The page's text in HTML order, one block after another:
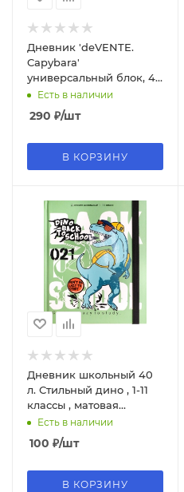
Дневник 'deVENTE.
Capybara'
универсальный блок, 48
листов, белая бумага 80
г;м², 2022447
Есть в наличии
290 ₽/шт
В КОРЗИНУ
Дневник школьный 40
л. Стильный дино , 1-11
классы , матовая
ламинация,выб.лак,
Д40-0332
Есть в наличии
100 ₽/шт
В КОРЗИНУ